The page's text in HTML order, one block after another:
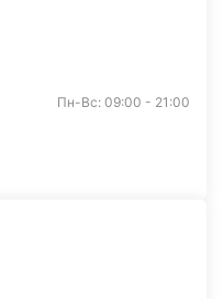
Пн-Вс: 09:00 - 21:00